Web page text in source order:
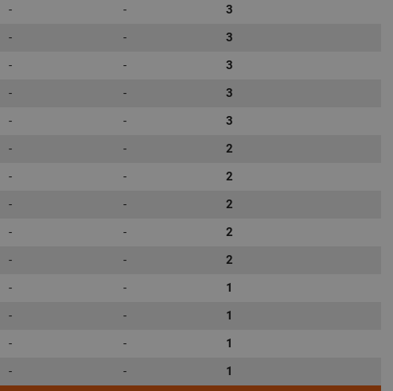
- -
3
- -
3
- -
3
- -
3
- -
3
- -
2
- -
2
- -
2
- -
2
- -
2
- -
1
- -
1
- -
1
- -
1